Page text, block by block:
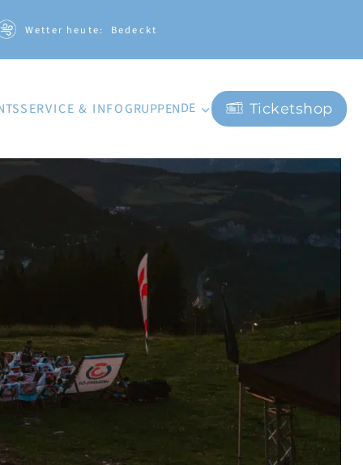
Wetter heute: Bedeckt
SERVICE & INFOGRUPPENDE Ticketshop